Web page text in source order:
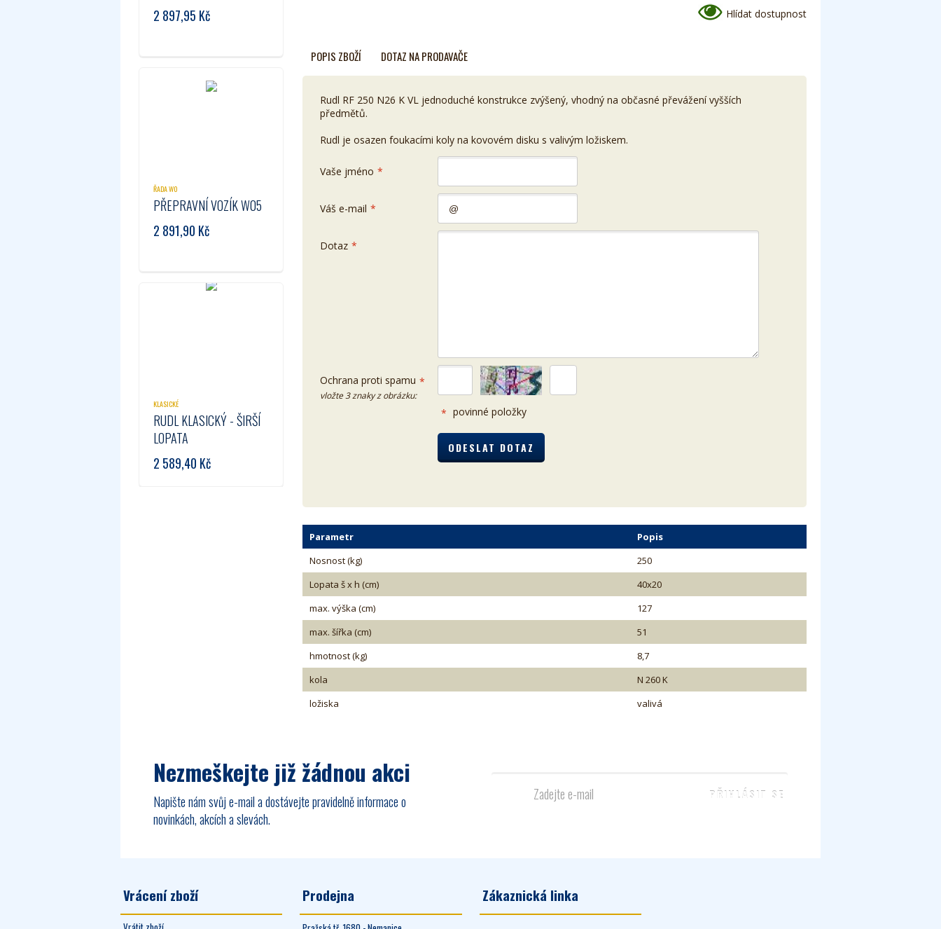
Hlídat dostupnost
POPIS ZBOŽÍ DOTAZ NA PRODAVAČE
Rudl RF 250 N26 K VL jednoduché konstrukce zvýšený, vhodný na občasné převážení vyšších
předmětů.
Rudl je osazen foukacími koly na kovovém disku s valivým ložiskem.
Vaše jméno *
Váš e-mail *
Dotaz *
Ochrana proti spamu *
vložte 3 znaky z obrázku:
* povinné položky
Parametr
Popis
Nosnost (kg)
250
Lopata š x h (cm)
40x20
max. výška (cm)
127
max. šířka (cm)
51
hmotnost (kg)
8,7
kola
N 260 K
ložiska
valivá
2 897,95 Kč
ŘADA W0
PŘEPRAVNÍ VOZÍK W05
2 891,90 Kč
KLASICKÉ
RUDL KLASICKÝ - ŠIRŠÍ
LOPATA
2 589,40 Kč
Nezmeškejte již žádnou akci
Napište nám svůj e-mail a dostávejte pravidelně informace o
novinkách, akcích a slevách.
Vrácení zboží Prodejna Zákaznická linka